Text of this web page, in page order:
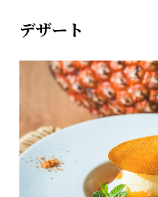
デザート